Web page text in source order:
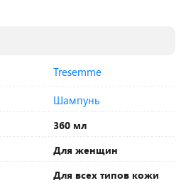
Tresemme
Шампунь
360 мл
Для женщин
Для всех типов кожи